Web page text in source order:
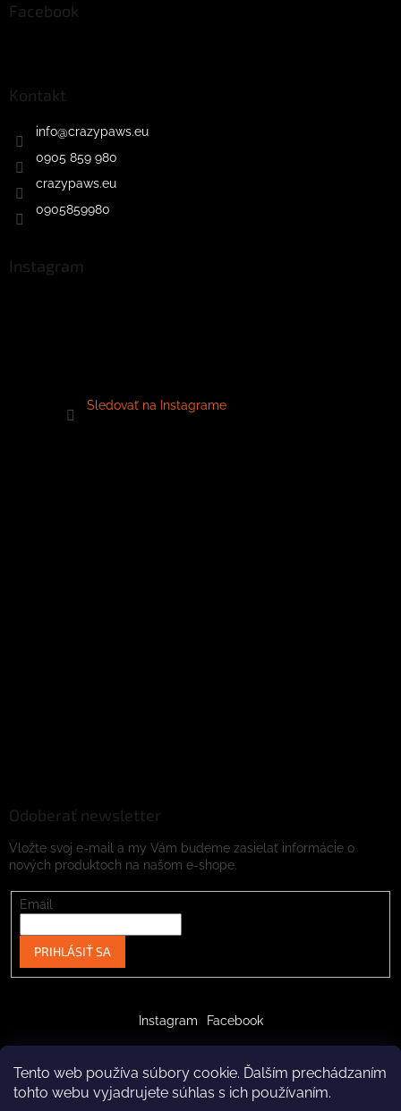
Tento web používa súbory cookie. Ďalším prechádzaním
tohto webu vyjadrujete súhlas s ich používaním.
Facebook
Kontakt
info@crazypaws.eu
0905 859 980
crazypaws.eu
0905859980
Instagram
Sledovať na Instagrame
Odoberať newsletter
Vložte svoj e-mail a my Vám budeme zasielať informácie o
nových produktoch na našom e-shope.
Email
PRIHLÁSIŤ SA
Instagram Facebook